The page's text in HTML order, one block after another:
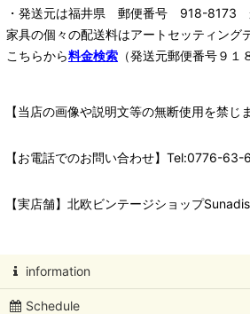
・発送元は福井県 郵便番号 918-8173
家具の個々の配送料はアートセッティング
こちらから料金検索 （発送元郵便番号９１
【当店の画像や説明文等の無断使用を禁じ
【お電話でのお問い合わせ】Tel:0776-
【実店舗】北欧ビンテージショップ
information
Schedule